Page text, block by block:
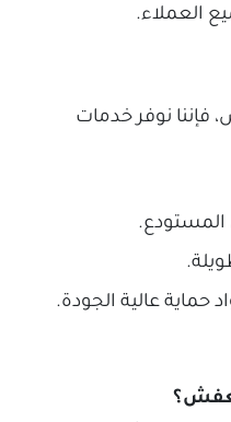
العملاء.
فإننا نوفر خدمات
عالية الجودة.